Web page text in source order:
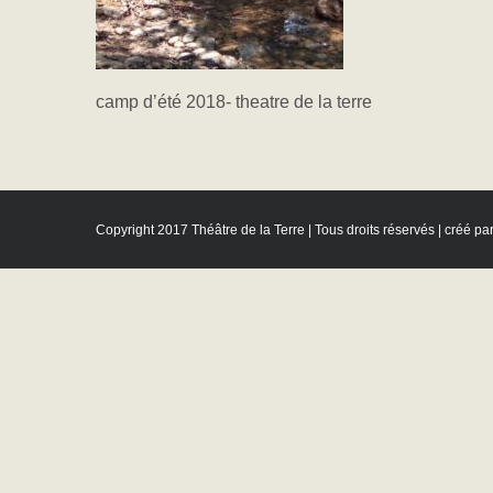
camp d’été 2018- theatre de la terre
Copyright 2017 Théâtre de la Terre | Tous droits réservés | créé par